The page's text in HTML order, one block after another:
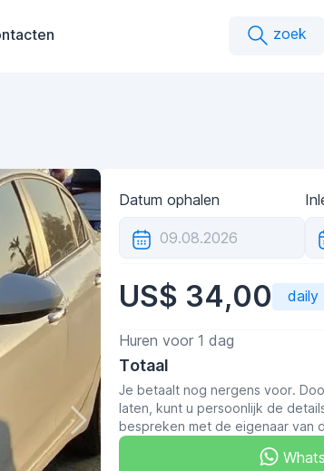
zoek
Datum ophalen
US$ 34,00 daily
Huren voor 1 dag
Totaal
Je betaalt nog nergens voor.
laten, kunt u persoonlijk de
bespreken met de eigenaar van